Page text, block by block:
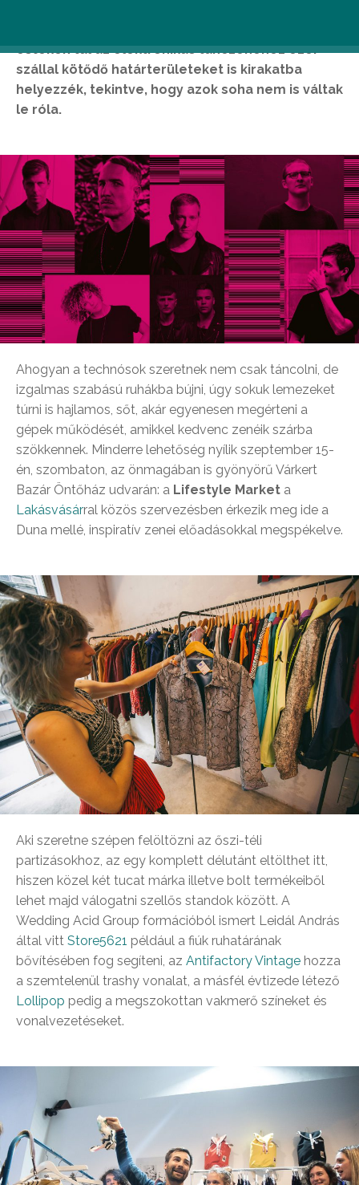
estéken túl az elektronikus tánczenéhez ezer
szállal kötődő határterületeket is kirakatba
helyezzék, tekintve, hogy azok soha nem is váltak
le róla.
Ahogyan a technósok szeretnek nem csak táncolni, de
izgalmas szabású ruhákba bújni, úgy sokuk lemezeket
túrni is hajlamos, sőt, akár egyenesen megérteni a
gépek működését, amikkel kedvenc zenéik szárba
szökkennek. Minderre lehetőség nyílik szeptember 15-
én, szombaton, az önmagában is gyönyörű Várkert
Bazár Öntőház udvarán: a Lifestyle Market a
Lakásvásárral közös szervezésben érkezik meg ide a
Duna mellé, inspiratív zenei előadásokkal megspékelve.
Aki szeretne szépen felöltözni az őszi-téli
partizásokhoz, az egy komplett délutánt eltölthet itt,
hiszen közel két tucat márka illetve bolt termékeiből
lehet majd válogatni szellős standok között. A
Wedding Acid Group formációból ismert Leidál András
által vitt Store5621 például a fiúk ruhatárának
bővítésében fog segíteni, az Antifactory Vintage hozza
a szemtelenül trashy vonalat, a másfél évtizede létező
Lollipop pedig a megszokottan vakmerő színeket és
vonalvezetéseket.